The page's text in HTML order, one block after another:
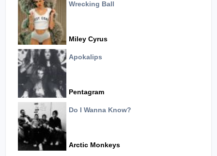
Wrecking Ball
Miley Cyrus
Apokalips
Pentagram
Do I Wanna Know?
Arctic Monkeys